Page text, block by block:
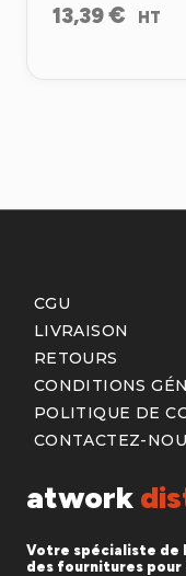
13,39€ HT
atwork
Votre spécialiste
des fournitures pour
CGU
LIVRAISON
RETOURS
CONDITIONS
POLITIQUE DE
CONTACTEZ-